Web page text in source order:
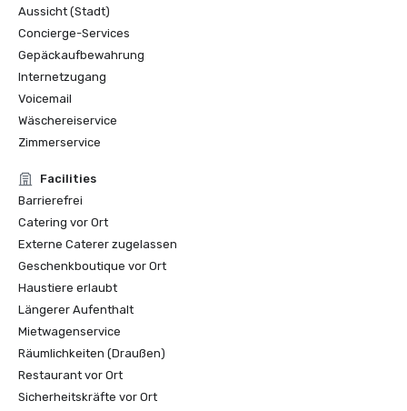
2022 Forbes: Das beste Hotel
Lokale Kurzurlaube 2022: Die besten Luxushotels in San
Francisco
Nominierter Finalist für das beste historische Hotel von
Amerika 2022 (über 400 Zimmer)
Gewinner der wöchentlichen SF-Leserumfrage 2021 als
Aussicht (Stadt)
Concierge-Services
Gepäckaufbewahrung
Internetzugang
Voicemail
Wäschereiservice
Zimmerservice
Facilities
Barrierefrei
Catering vor Ort
Externe Caterer zugelassen
Geschenkboutique vor Ort
Haustiere erlaubt
Längerer Aufenthalt
Mietwagenservice
Räumlichkeiten (Draußen)
Restaurant vor Ort
Sicherheitskräfte vor Ort